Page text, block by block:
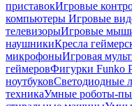
приставокИгровые
компьютеры Игровые
телевизорыИгровые
наушникиКресла
микрофоныИгровая
геймеровФигурки Funko
ноутбуковСветодиодные
техникаУмные роботы-